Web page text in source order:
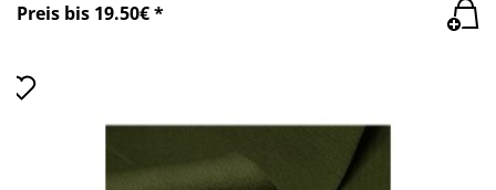
Preis bis 19.50€ *